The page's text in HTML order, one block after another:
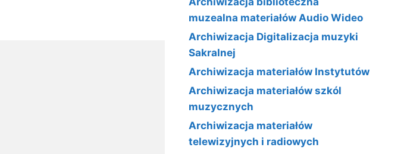
muzealna materiałów Audio Wideo
Archiwizacja Digitalizacja muzyki
Sakralnej
Archiwizacja materiałów Instytutów
Archiwizacja materiałów szkól
muzycznych
Archiwizacja materiałów
telewizyjnych i radiowych